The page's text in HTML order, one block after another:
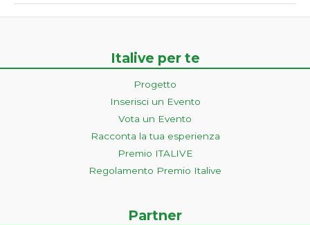
Italive per te
Progetto
Inserisci un Evento
Vota un Evento
Racconta la tua esperienza
Premio ITALIVE
Regolamento Premio Italive
Partner